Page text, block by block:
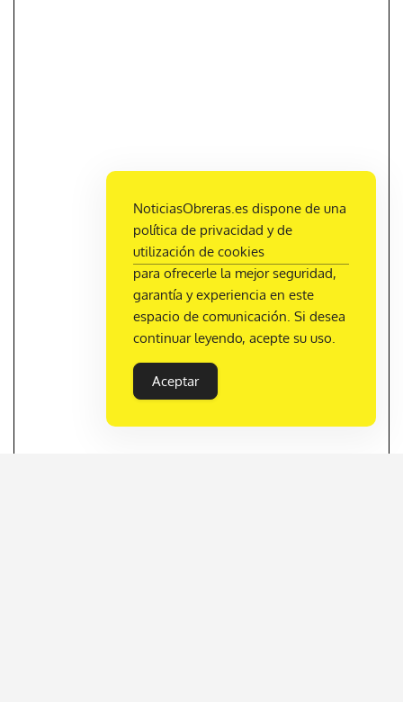
NoticiasObreras.es dispone de una
política de privacidad y de
utilización de cookies
para ofrecerle la mejor seguridad,
garantía y experiencia en este
espacio de comunicación. Si desea
continuar leyendo, acepte su uso.
Aceptar